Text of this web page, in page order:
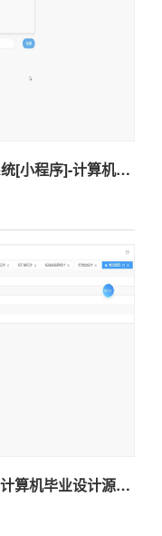
基于微信小程序的车险在线理赔系统[小程序]-计算机毕业设计源码+LW文档
基于微信的充电桩小程序[小程序]-计算机毕业设计源码+LW文档